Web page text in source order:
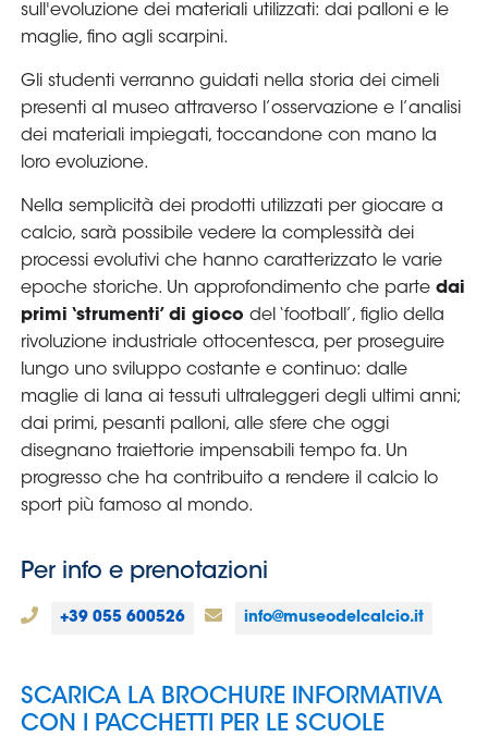
delle
nazionali
Whistleblowing
Area
Media
Contatti
Assicurazione
Social media